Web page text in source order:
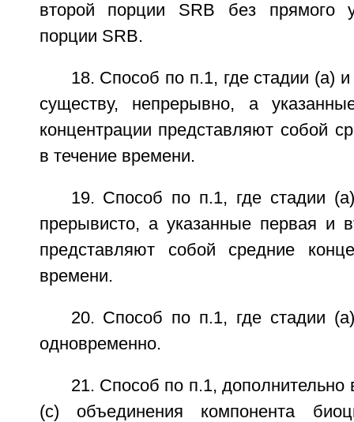
второй порции SRB без прямого
порции SRB.
18. Способ по п.1, где стадии (а)
существу, непрерывно, а
концентрации представляют собой
в течение времени.
19. Способ по п.1, где стадии
прерывисто, а указанные первая и
представляют собой средние
времени.
20. Способ по п.1, где стадии
одновременно.
21. Способ по п.1,
(с) объединения компонента